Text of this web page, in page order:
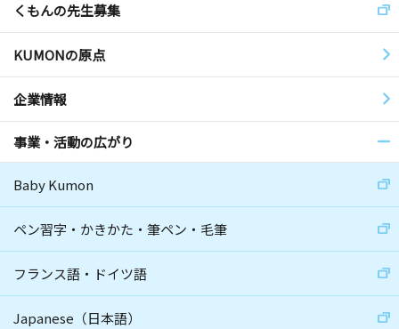
くもんの先生募集
KUMONの原点
企業情報
事業・活動の広がり
Baby Kumon
ペン習字・かきかた・筆ペン・毛筆
フランス語・ドイツ語
Japanese（日本語）